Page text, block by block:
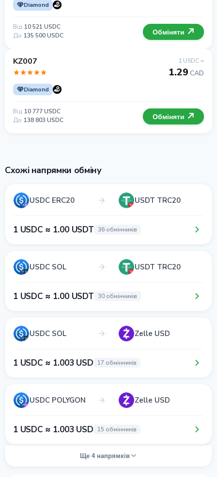
Diamond
Від 10 521 USDC
До 135 500 USDC Обміняти
KZ007
Diamond
1 USDC =
1.29 CAD
Від 10 777 USDC
До 138 803 USDC Обміняти
Схожі напрямки обміну
USDC ERC20 USDT TRC20
1 USDC ≈ 1.00 USDT 36 обмінників
USDC SOL USDT TRC20
1 USDC ≈ 1.00 USDT 30 обмінників
USDC SOL Zelle USD
1 USDC ≈ 1.003 USD 17 обмінників
USDC POLYGON Zelle USD
1 USDC ≈ 1.003 USD 15 обмінників
Ще 4 напрямків